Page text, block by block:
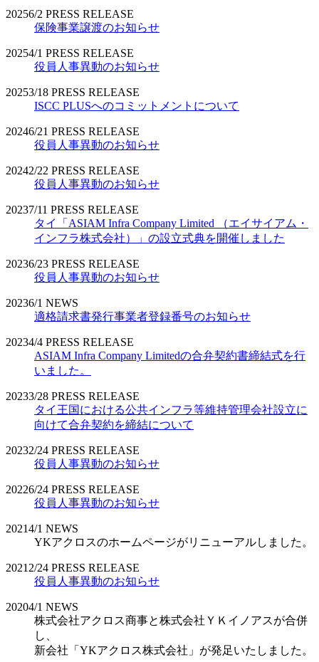
20256/2 PRESS RELEASE
保険事業譲渡のお知らせ
20254/1 PRESS RELEASE
役員人事異動のお知らせ
20253/18 PRESS RELEASE
ISCC PLUSへのコミットメントについて
20246/21 PRESS RELEASE
役員人事異動のお知らせ
20242/22 PRESS RELEASE
役員人事異動のお知らせ
20237/11 PRESS RELEASE
タイ「ASIAM Infra Company Limited （エイサイアム・
インフラ株式会社）」の設立式典を開催しました
20236/23 PRESS RELEASE
役員人事異動のお知らせ
20236/1 NEWS
適格請求書発行事業者登録番号のお知らせ
20234/4 PRESS RELEASE
ASIAM Infra Company Limitedの合弁契約書締結式を行
いました。
20233/28 PRESS RELEASE
タイ王国における公共インフラ等維持管理会社設立に
向けて合弁契約を締結について
20232/24 PRESS RELEASE
役員人事異動のお知らせ
20226/24 PRESS RELEASE
役員人事異動のお知らせ
20214/1 NEWS
YKアクロスのホームページがリニューアルしました。
2021 2/24 PRESS RELEASE
役員人事異動のお知らせ
20204/1 NEWS
株式会社アクロス商事と株式会社ＹＫイノアスが合併
し、
新会社「YKアクロス株式会社」が発足いたしました。